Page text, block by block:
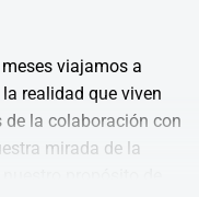
viajamos a
realidad que viven
la colaboración con
mirada de la